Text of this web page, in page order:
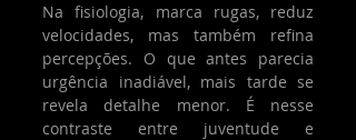
Na fisiologia, marca rugas, reduz
velocidades, mas também refina
percepções. O que antes parecia
urgência inadiável, mais tarde se
revela detalhe menor. É nesse
contraste entre juventude e